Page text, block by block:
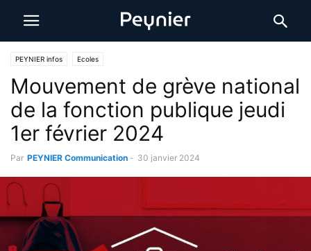
PEYNIER infos Ecoles
Mouvement de grève national
de la fonction publique jeudi
1er février 2024
Par PEYNIER Communication - 30 janvier 2024